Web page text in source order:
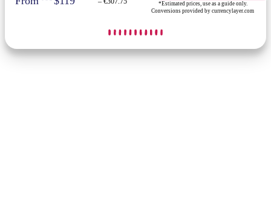
*Estimated prices, use as a guide only.
Conversions provided by currencylayer.com